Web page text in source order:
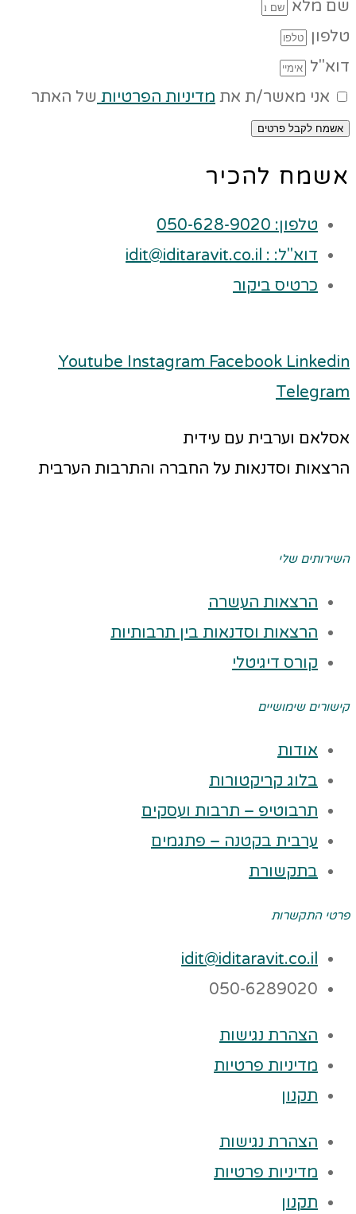
שם מלא
טלפון
דוא"ל
אני מאשר/ת את מדיניות הפרטיות של האתר
אשמח לקבל פרטים
אשמח להכיר
טלפון: 050-628-9020
דוא"ל: : idit@iditaravit.co.il
כרטיס ביקור
Youtube Instagram Facebook Linkedin
Telegram
אסלאם וערבית עם עידית
הרצאות וסדנאות על החברה והתרבות הערבית
השירותים שלי
הרצאות העשרה
הרצאות וסדנאות בין תרבותיות
קורס דיגיטלי
קישורים שימושיים
אודות
בלוג קריקטורות
תרבוטיפ – תרבות ועסקים
ערבית בקטנה – פתגמים
בתקשורת
פרטי התקשרות
idit@iditaravit.co.il
050-6289020
הצהרת נגישות
מדיניות פרטיות
תקנון
הצהרת נגישות
מדיניות פרטיות
תקנון